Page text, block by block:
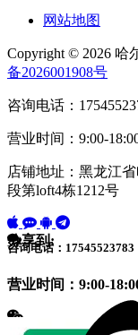
网站地图
Copyright © 2026 哈
备2026001908号
咨询电话：
营业时间：9:00-
店铺地址：黑龙江
段第loft4栋1212号
咨询电话：17545523783
营业时间：9:00-
分享到: